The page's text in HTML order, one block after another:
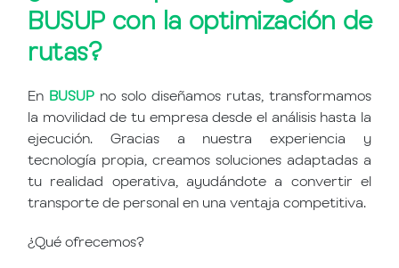
BUSUP con la optimización de
rutas?
En BUSUP no solo diseñamos rutas, transformamos
la movilidad de tu empresa desde el análisis hasta la
ejecución. Gracias a nuestra experiencia y
tecnología propia, creamos soluciones adaptadas a
tu realidad operativa, ayudándote a convertir el
transporte de personal en una ventaja competitiva.
¿Qué ofrecemos?